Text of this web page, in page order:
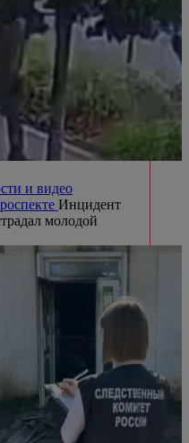
и видео
Инцидент
молодой